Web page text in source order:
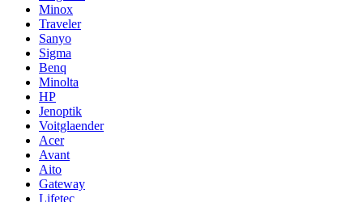
Minox
Traveler
Sanyo
Sigma
Benq
Minolta
HP
Jenoptik
Voitglaender
Acer
Avant
Aito
Gateway
Lifetec